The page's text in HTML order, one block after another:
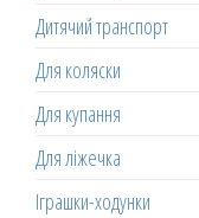
Дитячий транспорт
Для коляски
Для купання
Для ліжечка
Іграшки-ходунки